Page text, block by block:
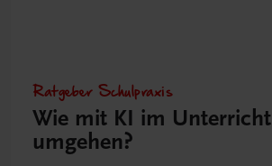
Ratgeber Schulpraxis
Wie mit KI im Unterricht
umgehen?